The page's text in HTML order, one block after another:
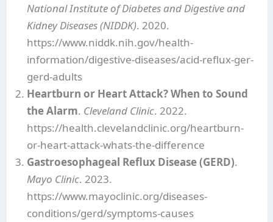
National Institute of Diabetes and Digestive and
Kidney Diseases (NIDDK). 2020.
https://www.niddk.nih.gov/health-
information/digestive-diseases/acid-reflux-ger-
gerd-adults
Heartburn or Heart Attack? When to Sound
the Alarm. Cleveland Clinic. 2022.
https://health.clevelandclinic.org/heartburn-
or-heart-attack-whats-the-difference
Gastroesophageal Reflux Disease (GERD).
Mayo Clinic. 2023.
https://www.mayoclinic.org/diseases-
conditions/gerd/symptoms-causes